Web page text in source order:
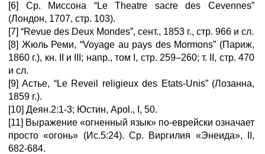
[6] Ср. Миссона “Le Theatre sacre des Cevennes”
(Лондон, 1707, стр. 103).
[7] “Revue des Deux Mondes”, сент., 1853 г., стр. 966 и сл.
[8] Жюль Реми, “Voyage au pays des Mormons” (Париж,
1860 г.), кн. II и III; напр., том I, стр. 259–260; т. II, стр. 470
и сл.
[9] Астье, “Le Reveil religieux des Etats-Unis” (Лозанна,
1859 г.).
[10] Деян.2:1-3; Юстин, Apol., I, 50.
[11] Выражение «огненный язык» по-еврейски означает
просто «огонь» (Ис.5:24). Ср. Виргилия «Энеида», II,
682-684.